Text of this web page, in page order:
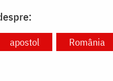
apostol România